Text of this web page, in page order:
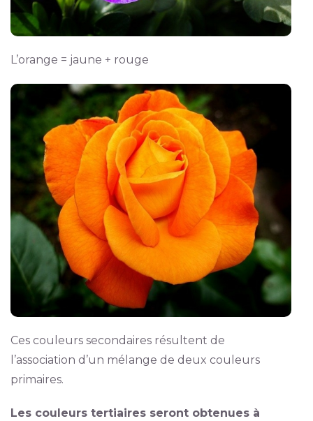
L’orange = jaune + rouge
Ces couleurs secondaires résultent de
l’association d’un mélange de deux couleurs
primaires.
Les couleurs tertiaires seront obtenues à